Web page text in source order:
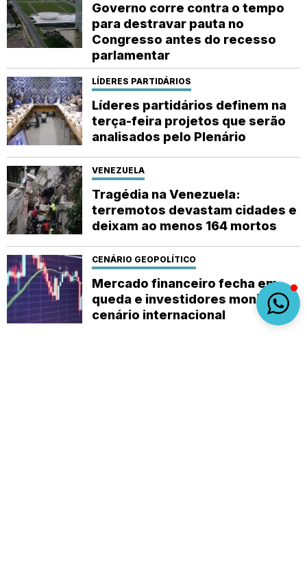
Governo corre contra o tempo
para destravar pauta no
Congresso antes do recesso
parlamentar
LÍDERES PARTIDÁRIOS
Líderes partidários definem na
terça-feira projetos que serão
analisados pelo Plenário
VENEZUELA
Tragédia na Venezuela:
terremotos devastam cidades e
deixam ao menos 164 mortos
CENÁRIO GEOPOLÍTICO
Mercado financeiro fecha em
queda e investidores monitoram
cenário internacional